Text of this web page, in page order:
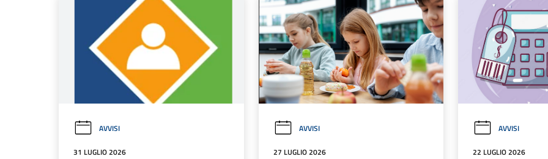
AVVISI
31 LUGLIO 2026
AVVISI
27 LUGLIO 2026
AVVISI
22 LUGLIO 2026